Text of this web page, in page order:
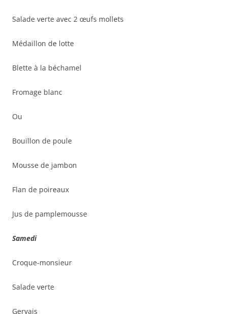
Salade verte avec 2 œufs mollets
Médaillon de lotte
Blette à la béchamel
Fromage blanc
Ou
Bouillon de poule
Mousse de jambon
Flan de poireaux
Jus de pamplemousse
Samedi
Croque-monsieur
Salade verte
Gervais